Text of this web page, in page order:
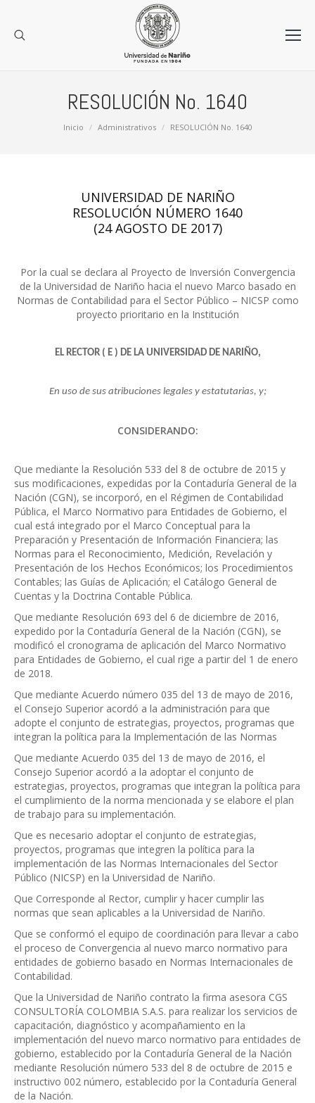
RESOLUCIÓN No. 1640
Inicio Administrativos RESOLUCIÓN No. 1640
UNIVERSIDAD DE NARIÑO
RESOLUCIÓN NÚMERO 1640
(24 AGOSTO DE 2017)
Por la cual se declara al Proyecto de Inversión Convergencia
de la Universidad de Nariño hacia el nuevo Marco basado en
Normas de Contabilidad para el Sector Público – NICSP como
proyecto prioritario en la Institución
EL RECTOR ( E ) DE LA UNIVERSIDAD DE NARIÑO,
En uso de sus atribuciones legales y estatutarias, y;
CONSIDERANDO:
Que mediante la Resolución 533 del 8 de octubre de 2015 y
sus modificaciones, expedidas por la Contaduría General de la
Nación (CGN), se incorporó, en el Régimen de Contabilidad
Pública, el Marco Normativo para Entidades de Gobierno, el
cual está integrado por el Marco Conceptual para la
Preparación y Presentación de Información Financiera; las
Normas para el Reconocimiento, Medición, Revelación y
Presentación de los Hechos Económicos; los Procedimientos
Contables; las Guías de Aplicación; el Catálogo General de
Cuentas y la Doctrina Contable Pública.
Que mediante Resolución 693 del 6 de diciembre de 2016,
expedido por la Contaduría General de la Nación (CGN), se
modificó el cronograma de aplicación del Marco Normativo
para Entidades de Gobierno, el cual rige a partir del 1 de enero
de 2018.
Que mediante Acuerdo número 035 del 13 de mayo de 2016,
el Consejo Superior acordó a la administración para que
adopte el conjunto de estrategias, proyectos, programas que
integran la política para la Implementación de las Normas
Que mediante Acuerdo 035 del 13 de mayo de 2016, el
Consejo Superior acordó a la adoptar el conjunto de
estrategias, proyectos, programas que integran la política para
el cumplimiento de la norma mencionada y se elabore el plan
de trabajo para su implementación.
Que es necesario adoptar el conjunto de estrategias,
proyectos, programas que integren la política para la
implementación de las Normas Internacionales del Sector
Público (NICSP) en la Universidad de Nariño.
Que Corresponde al Rector, cumplir y hacer cumplir las
normas que sean aplicables a la Universidad de Nariño.
Que se conformó el equipo de coordinación para llevar a cabo
el proceso de Convergencia al nuevo marco normativo para
entidades de gobierno basado en Normas Internacionales de
Contabilidad.
Que la Universidad de Nariño contrato la firma asesora CGS
CONSULTORÍA COLOMBIA S.A.S. para realizar los servicios de
capacitación, diagnóstico y acompañamiento en la
implementación del nuevo marco normativo para entidades de
gobierno, establecido por la Contaduría General de la Nación
mediante Resolución número 533 del 8 de octubre de 2015 e
instructivo 002 número, establecido por la Contaduría General
de la Nación.